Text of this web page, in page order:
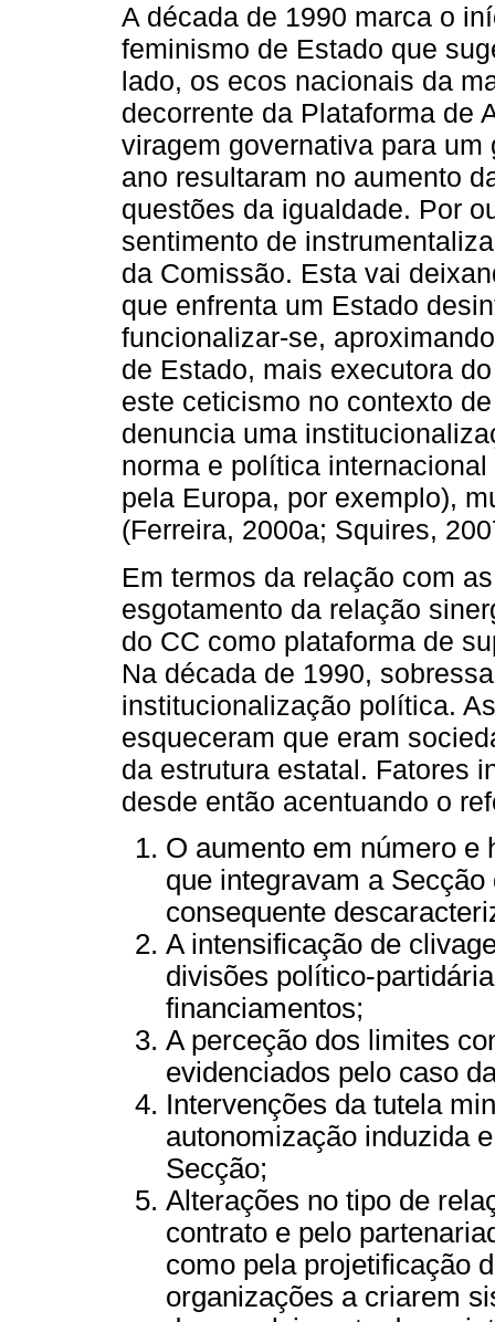
A década de 1990 marca o
feminismo de Estado que
lado, os ecos nacionais da
decorrente da Plataforma de
viragem governativa para
ano resultaram no aumento
questões da igualdade. Por
sentimento de
da Comissão. Esta vai
que enfrenta um Estado
funcionalizar-se,
de Estado, mais executora
este ceticismo no contexto
denuncia uma
norma e política
pela Europa, por exemplo),
(Ferreira, 2000a; Squires,
Em termos da relação com
esgotamento da relação
do CC como plataforma de
Na década de 1990,
institucionalização política.
esqueceram que eram
da estrutura estatal. Fatores
desde então acentuando o
O aumento em número e
que integravam a
consequente
A intensificação de
divisões político-
financiamentos;
A perceção dos limites
evidenciados pelo caso
Intervenções da tutela
autonomização induzida
Secção;
Alterações no tipo de
contrato e pelo
como pela projetificação
organizações a criarem